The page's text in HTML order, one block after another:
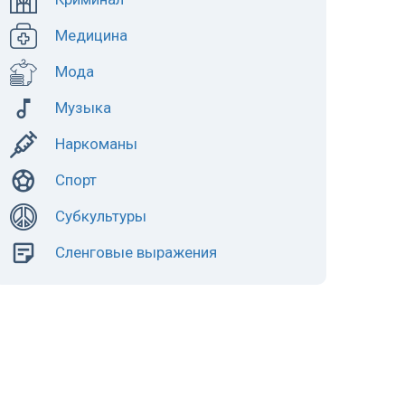
Медицина
Мода
Музыка
Наркоманы
Спорт
Субкультуры
Сленговые выражения